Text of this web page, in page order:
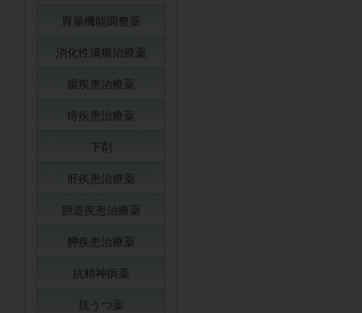
胃腸機能調整薬
消化性潰瘍治療薬
腸疾患治療薬
痔疾患治療薬
下剤
肝疾患治療薬
胆道疾患治療薬
膵疾患治療薬
抗精神病薬
抗うつ薬